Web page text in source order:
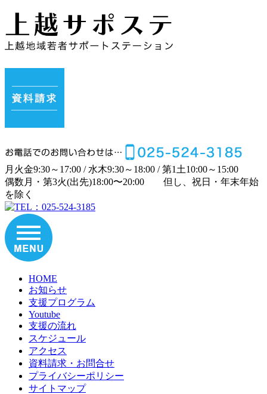
月 火金9:30～17:00 / 水木9:30～18:00 /第1土10:00～15:00
偶数月・第3火(出先)18:00〜20:00 但し、祝日・年末年始
を除く
HOME
お知らせ
支援プログラム
Youtube
支援の流れ
スケジュール
アクセス
資料請求・お問合せ
プライバシーポリシー
サイトマップ